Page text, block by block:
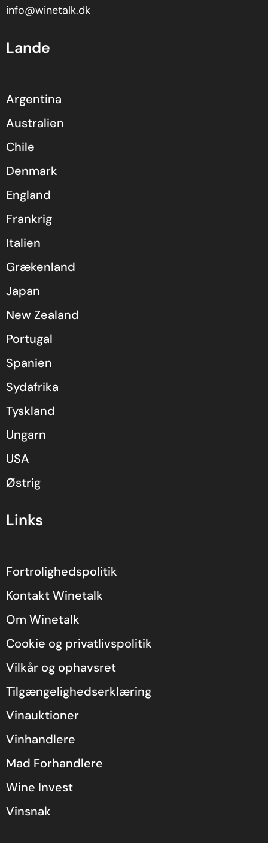
info@winetalk.dk
Lande
Argentina
Australien
Chile
Denmark
England
Frankrig
Italien
Grækenland
Japan
New Zealand
Portugal
Spanien
Sydafrika
Tyskland
Ungarn
USA
Østrig
Links
Fortrolighedspolitik
Kontakt Winetalk
Om Winetalk
Cookie og privatlivspolitik
Vilkår og ophavsret
Tilgængelighedserklæring
Vinauktioner
Vinhandlere
Mad Forhandlere
Wine Invest
Vinsnak